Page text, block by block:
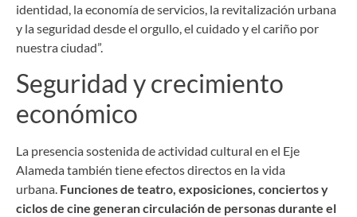
identidad, la economía de servicios, la revitalización urbana
y la seguridad desde el orgullo, el cuidado y el cariño por
nuestra ciudad”.
Seguridad y crecimiento
económico
La presencia sostenida de actividad cultural en el Eje
Alameda también tiene efectos directos en la vida
urbana. Funciones de teatro, exposiciones, conciertos y
ciclos de cine generan circulación de personas durante el